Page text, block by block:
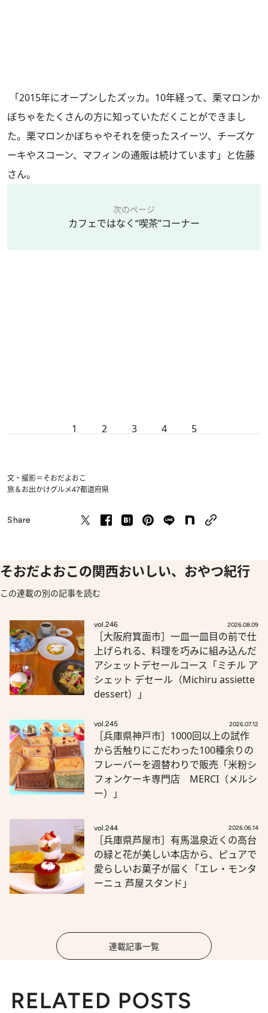
「2015年にオープンしたズッカ。10年経って、栗マロンか
ぼちゃをたくさんの方に知っていただくことができまし
た。栗マロンかぼちゃやそれを使ったスイーツ、チーズケ
ーキやスコーン、マフィンの通販は続けています」と佐藤
さん。
次のページ
カフェではなく“喫茶”コーナー
1 2 3 4 5
文・撮影＝そおだよおこ
旅＆お出かけグルメ47都道府県
Share
そおだよおこの関西おいしい、おやつ紀行
この連載の別の記事を読む
vol.246 2026.08.09
［大阪府箕面市］一皿一皿目の前で仕
上げられる、料理を巧みに組み込んだ
アシェットデセールコース「ミチル ア
シェット デセール（Michiru assiette
dessert）」
vol.245 2026.07.12
［兵庫県神戸市］1000回以上の試作
から舌触りにこだわった100種余りの
フレーバーを週替わりで販売「米粉シ
フォンケーキ専門店 MERCI（メルシ
ー）」
vol.244 2026.06.14
［兵庫県芦屋市］有馬温泉近くの高台
の緑と花が美しい本店から、ピュアで
愛らしいお菓子が届く「エレ・モンタ
ーニュ 芦屋スタンド」
連載記事一覧
RELATED POSTS